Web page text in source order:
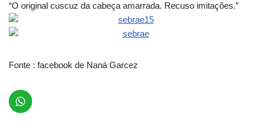
“O original cuscuz da cabeça amarrada. Recuso imitações.”
Fonte : facebook de Naná Garcez